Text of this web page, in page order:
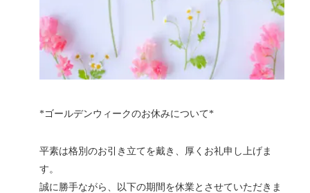
*ゴールデンウィークのお休みについて*
平素は格別のお引き立てを戴き、厚くお礼申し上げま
す。
誠に勝手ながら、以下の期間を休業とさせていただきま